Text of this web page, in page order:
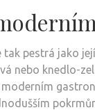
tak pestrá jako
nebo knedlo-